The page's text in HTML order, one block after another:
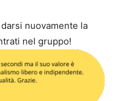
nuovamente la
nel gruppo!